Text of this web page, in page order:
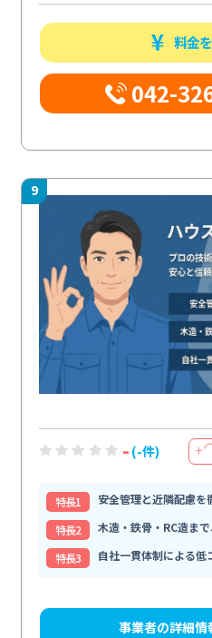
料金
042-
9
- (-件) ＋
特⻑1
安全管理と近隣配慮を
特⻑2
木造・鉄骨・RC造ま
特⻑3
自社一貫体制による低
事業者の詳細情